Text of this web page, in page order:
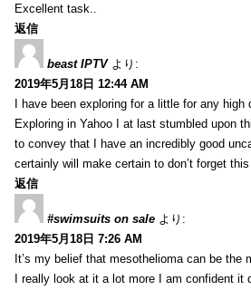
Excellent task..
返信
beast IPTV より:
2019年5月18日 12:44 AM
I have been exploring for a little for any
Exploring in Yahoo I at last stumbled upon
to convey that I have an incredibly good
certainly will make certain to don’t forget
返信
#swimsuits on sale より:
2019年5月18日 7:26 AM
It’s my belief that mesothelioma can be the
I really look at it a lot more I am confident it